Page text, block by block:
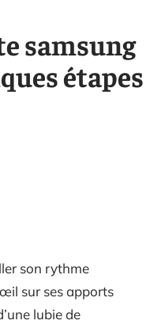
samsung
étapes
son rythme
sur ses apports
lubie de